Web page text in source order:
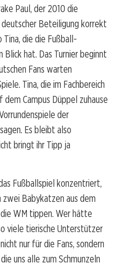
Paul, der 2010 die
Beteiligung korrekt
Tina, die die Fußball-
hat. Das Turnier beginnt
Fans warten
Tina, die im Fachbereich
Campus Düppel zuhause
der
Es bleibt also
bringt ihr Tipp ja
Fußballspiel konzentriert,
Babykatzen aus dem
WM tippen. Wer hätte
viele tierische Unterstützer
nur für die Fans, sondern
uns alle zum Schmunzeln